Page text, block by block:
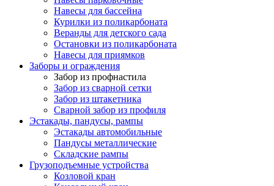
Навесы для бассейна
Курилки из поликарбоната
Веранды для детского сада
Остановки из поликарбоната
Навесы для приямков
Заборы и ограждения
Забор из профнастила
Забор из сварной сетки
Забор из штакетника
Сварной забор из профиля
Эстакады, пандусы, рампы
Эстакады автомобильные
Пандусы металлические
Складские рампы
Грузоподъемные устройства
Козловой кран